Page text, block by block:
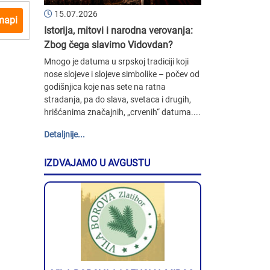
15.07.2026
Istorija, mitovi i narodna verovanja:
Zbog čega slavimo Vidovdan?
Mnogo je datuma u srpskoj tradiciji koji
nose slojeve i slojeve simbolike – počev od
godišnjica koje nas sete na ratna
stradanja, pa do slava, svetaca i drugih,
hrišćanima značajnih, „crvenih“ datuma....
Detaljnije...
IZDVAJAMO U AVGUSTU